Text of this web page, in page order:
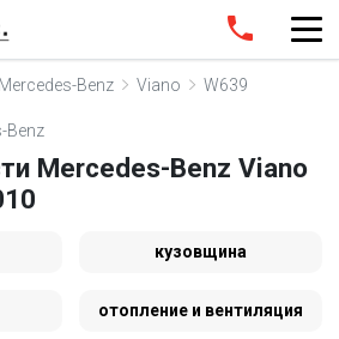
Mercedes-Benz Viano W639
Benz
Mercedes-Benz Viano
кузовщина
отопление и вентиляция